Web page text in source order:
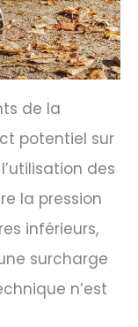
de la
potentiel sur
des
la pression
inférieurs,
surcharge
n’est